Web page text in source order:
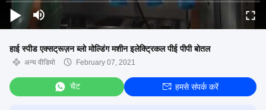
हाई स्पीड एक्सट्रूज़न ब्लो मोल्डिंग मशीन इलेक्ट्रिकल पीई पीपी बोतल
अन्य वीडियो February 07, 2021
चैट हमसे संपर्क करें